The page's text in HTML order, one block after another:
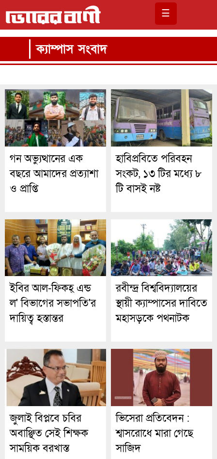
☰
ক্যাম্পাস সংবাদ
গন অভ্যুত্থানের এক
বছরে আমাদের প্রত্যাশা
ও প্রাপ্তি
হাবিপ্রবিতে পরিবহন
সংকট, ১৩ টির মধ্যে ৮
টি বাসই নষ্ট
ইবির আল-ফিকহ্ এন্ড
ল' বিভাগের সভাপতি'র
দায়িত্ব হস্তান্তর
রবীন্দ্র বিশ্ববিদ্যালয়ের
স্থায়ী ক্যাম্পাসের দাবিতে
মহাসড়কে পথনাটক
জুলাই বিপ্লবে চবির
অবাঞ্ছিত সেই শিক্ষক
সাময়িক বরখাস্ত
ভিসেরা প্রতিবেদন :
শ্বাসরোধে মারা গেছে
সাজিদ